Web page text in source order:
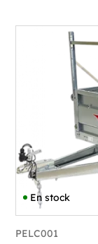
En stock
PELC001